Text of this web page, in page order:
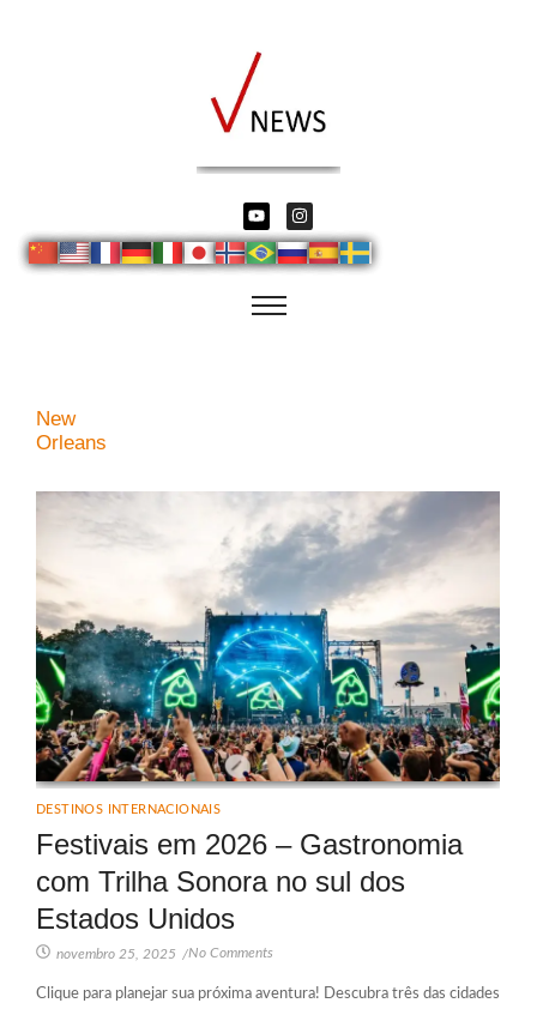
New
Orleans
DESTINOS INTERNACIONAIS
Festivais em 2026 – Gastronomia
com Trilha Sonora no sul dos
Estados Unidos
novembro 25, 2025 /No Comments
Clique para planejar sua próxima aventura! Descubra três das cidades